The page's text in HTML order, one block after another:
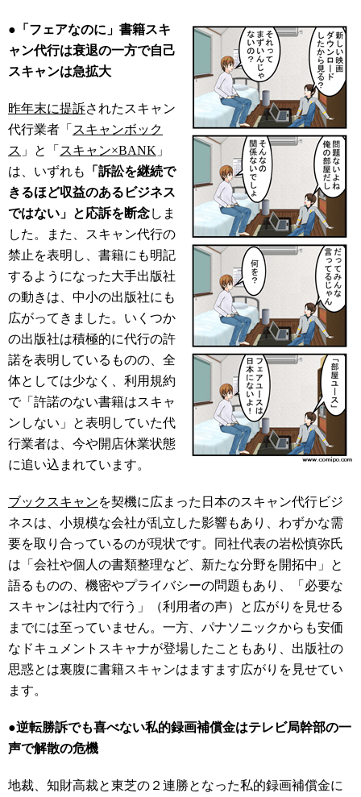
●「フェアなのに」書籍スキ
ャン代行は衰退の一方で自己
スキャンは急拡大
昨年末に提訴されたスキャン
代行業者「 スキャンボック
ス 」と「 スキャン×BANK 」
は、いずれも
「訴訟を継続で
きるほど収益のあるビジネス
ではない」と応訴を断念しま
した。また、スキャン代行の
禁止を表明し、書籍にも明記
するようになった大手出版社
の動きは、中小の出版社にも
広がってきました。いくつか
の出版社は積極的に代行の許
諾を表明しているものの、全
体としては少なく、利用規約
で「許諾のない書籍はスキャ
ンしない」と表明していた代
行業者は、今や開店休業状態
に追い込まれています。
ブックスキャンを契機に広まった日本のスキャン代行ビジ
ネスは、小規模な会社が乱立した影響もあり、わずかな需
要を取り合っているのが現状です。同社代表の岩松慎弥氏
は「会社や個人の書類整理など、新たな分野を開拓中」と
語るものの、機密やプライバシーの問題もあり、「必要な
スキャンは社内で行う」（利用者の声）と広がりを見せる
までには至っていません。一方、パナソニックからも安価
なドキュメントスキャナが登場したこともあり、出版社の
思惑とは裏腹に書籍スキャンはますます広がりを見せてい
ます。
●逆転勝訴でも喜べない私的録画補償金はテレビ局幹部の一
声で解散の危機
地裁、知財高裁と東芝の２連勝となった私的録画補償金に